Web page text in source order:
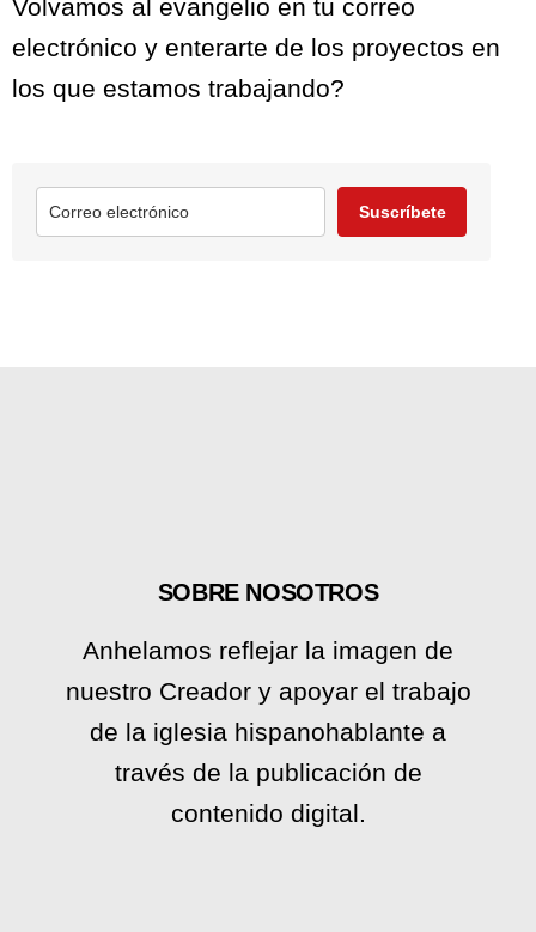
Volvamos al evangelio en tu correo
electrónico y enterarte de los proyectos en
los que estamos trabajando?
Suscríbete
SOBRE NOSOTROS
Anhelamos reflejar la imagen de
nuestro Creador y apoyar el trabajo
de la iglesia hispanohablante a
través de la publicación de
contenido digital.